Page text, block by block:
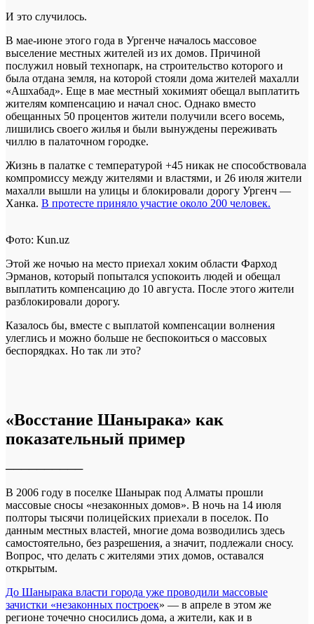
И это случилось.
В мае-июне этого года в Ургенче началось массовое
выселение местных жителей из их домов. Причиной
послужил новый технопарк, на строительство которого и
была отдана земля, на которой стояли дома жителей махалли
«Ашхабад». Еще в мае местный хокимият обещал выплатить
жителям компенсацию и начал снос. Однако вместо
обещанных 50 процентов жители получили всего восемь,
лишились своего жилья и были вынуждены переживать
чиллю в палаточном городке.
Жизнь в палатке с температурой +45 никак не способствовала
компромиссу между жителями и властями, и 26 июля жители
махалли вышли на улицы и блокировали дорогу Ургенч —
Ханка. В протесте приняло участие около 200 человек.
Фото: Kun.uz
Этой же ночью на место приехал хоким области Фарход
Эрманов, который попытался успокоить людей и обещал
выплатить компенсацию до 10 августа. После этого жители
разблокировали дорогу.
Казалось бы, вместе с выплатой компенсации волнения
улеглись и можно больше не беспокоиться о массовых
беспорядках. Но так ли это?
«Восстание Шанырака» как
показательный пример
──────────
В 2006 году в поселке Шанырак под Алматы прошли
массовые сносы «незаконных домов». В ночь на 14 июля
полторы тысячи полицейских приехали в поселок. По
данным местных властей, многие дома возводились здесь
самостоятельно, без разрешения, а значит, подлежали сносу.
Вопрос, что делать с жителями этих домов, оставался
открытым.
До Шанырака власти города уже проводили массовые
зачистки «незаконных построек» — в апреле в этом же
регионе точечно сносились дома, а жители, как и в